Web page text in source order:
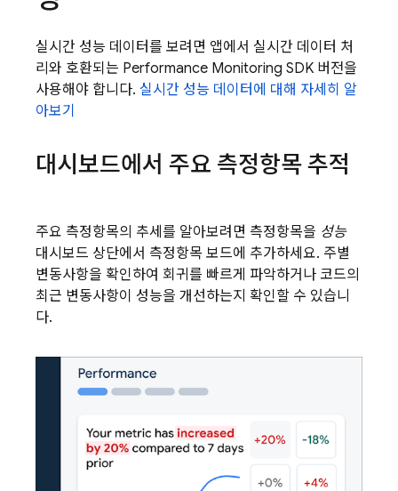
실시간 성능 데이터를 보려면 앱에서 실시간 데이터 처
리와 호환되는 Performance Monitoring SDK 버전을
사용해야 합니다. 실시간 성능 데이터에 대해 자세히 알
아보기
대시보드에서 주요 측정항목 추적
주요 측정항목의 추세를 알아보려면 측정항목을 성능
대시보드 상단에서 측정항목 보드에 추가하세요. 주별
변동사항을 확인하여 회귀를 빠르게 파악하거나 코드의
최근 변동사항이 성능을 개선하는지 확인할 수 있습니
다.